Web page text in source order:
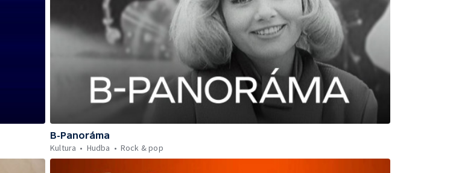
B-Panoráma
Kultura
Hudba Rock & pop